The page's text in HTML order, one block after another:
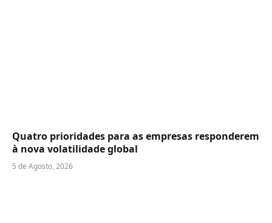
Quatro prioridades para as empresas responderem
à nova volatilidade global
5 de Agosto, 2026